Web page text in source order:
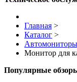
Главная >
Каталог >
Монитор для
Популярные